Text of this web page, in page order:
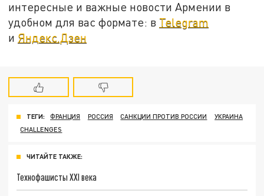
интересные и важные новости Армении в
удобном для вас формате: в Telegram
и Яндекс.Дзен
ТЕГИ: ФРАНЦИЯ РОССИЯ САНКЦИИ ПРОТИВ РОССИИ
УКРАИНА
CHALLENGES
ЧИТАЙТЕ ТАКЖЕ:
Технофашисты XXI века